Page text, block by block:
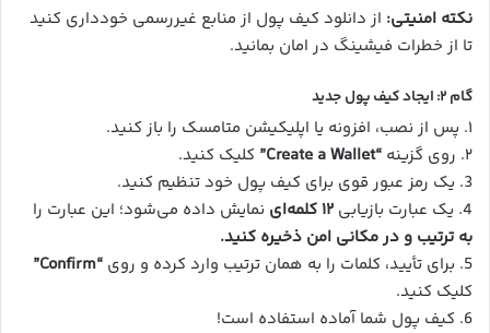
نکته امنیتی: از دانلود کیف پول از منابع غیررسمی خودداری کنید
تا از خطرات فیشینگ در امان بمانید.
گام ۲: ایجاد کیف پول جدید
۱. پس از نصب، افزونه یا اپلیکیشن متامسک را باز کنید.
۲. روی گزینه
“Create a Wallet”
کلیک کنید.
3. یک رمز عبور قوی برای کیف پول خود تنظیم کنید.
4. یک عبارت بازیابی
۱۲ کلمه‌ای
نمایش داده می‌شود؛ این عبارت را
به ترتیب و در مکانی امن ذخیره کنید.
5. برای تأیید، کلمات را به همان ترتیب وارد کرده و روی
“Confirm”
کلیک کنید.
6. کیف پول شما آماده استفاده است!